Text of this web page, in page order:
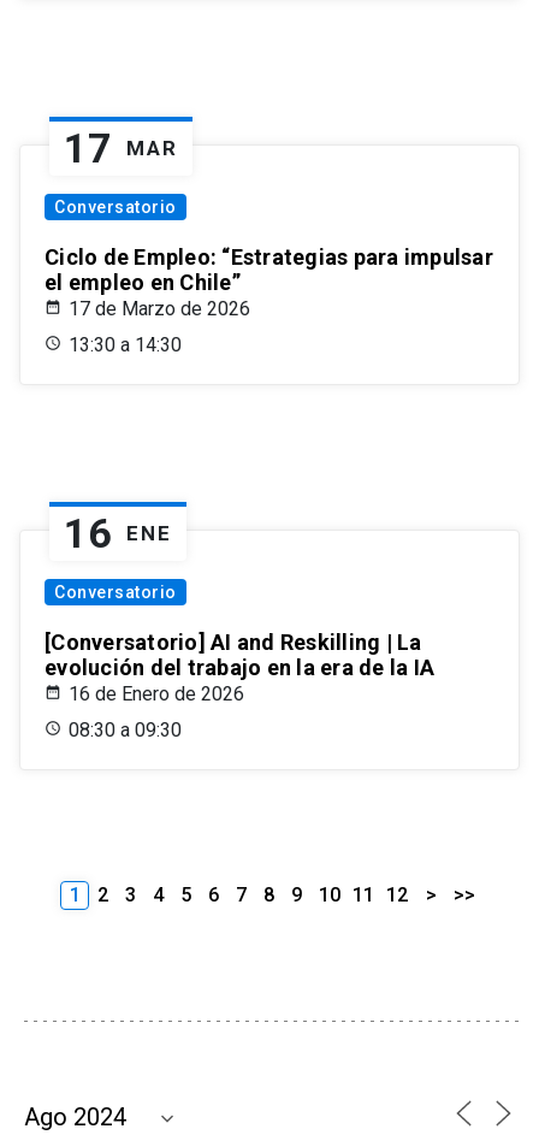
17 MAR
Conversatorio
Ciclo de Empleo: “Estrategias para impulsar
el empleo en Chile”
17 de Marzo de 2026
13:30 a 14:30
16 ENE
Conversatorio
[Conversatorio] AI and Reskilling | La
evolución del trabajo en la era de la IA
16 de Enero de 2026
08:30 a 09:30
1 2 3 4 5 6 7 8 9 10 11 12 > >>